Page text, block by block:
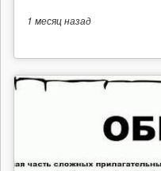
1 месяцназад